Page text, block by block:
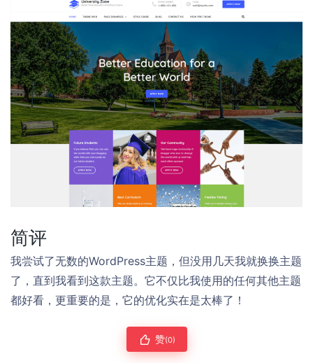
简评
我尝试了无数的WordPress主题，但没用几天我就换换主题
了，直到我看到这款主题。它不仅比我使用的任何其他主题
都好看，更重要的是，它的优化实在是太棒了！
赞(0)